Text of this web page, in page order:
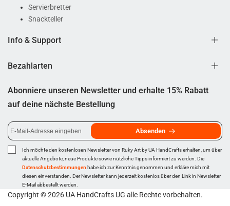
Servierbretter
Snackteller
Info & Support
FAQ
Kontakt
Über uns
Bezahlarten
Abonniere unseren Newsletter und erhalte 15% Rabatt
auf deine nächste Bestellung
Absenden
Ich möchte den kostenlosen Newsletter von Ruky Art by UA HandCrafts erhalten, um über
aktuelle Angebote, neue Produkte sowie nützliche Tipps informiert zu werden. Die
Datenschutzbestimmungen habe ich zur Kenntnis genommen und erkläre mich mit
diesen einverstanden. Der Newsletter kann jederzeit kostenlos über den Link in Newsletter
E-Mail abbestellt werden.
Copyright © 2026 UA HandCrafts UG alle Rechte vorbehalten.